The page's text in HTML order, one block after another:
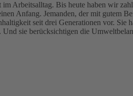
Arbeitsalltag. Bis heute haben wir
Anfang. Jemanden, der mit gutem
seit drei Generationen vor. Sie
sie berücksichtigen die